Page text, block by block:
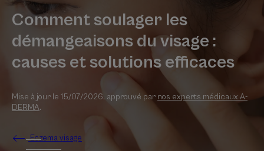
Comment soulager les
démangeaisons du visage :
causes et solutions efficaces
Mise à jour le 15/07/2026, approuvé par nos experts médicaux A-
DERMA.
Eczema visage